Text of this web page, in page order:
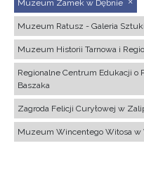
Muzeum Zamek w Dębnie
Muzeum Ratusz - Galeria
Muzeum Historii Tarnowa i
Regionalne Centrum Edukacji o
Baszaka
Zagroda Felicji Curyłowej w
Muzeum Wincentego Witosa w